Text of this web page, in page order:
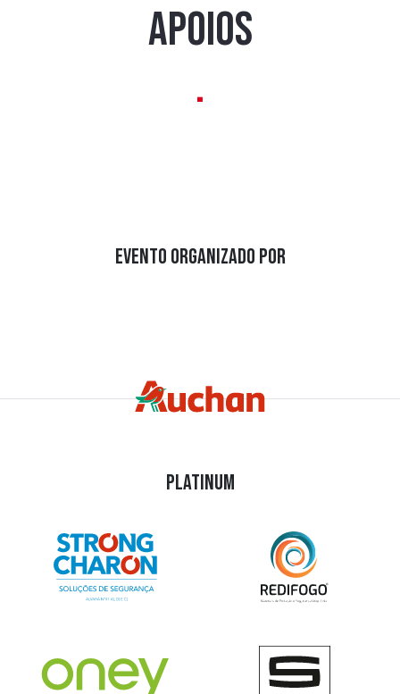
APOIOS
.
EVENTO ORGANIZADO POR
PLATINUM